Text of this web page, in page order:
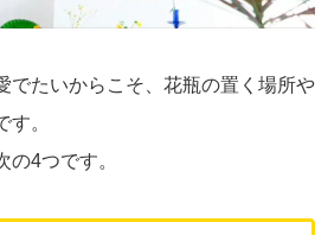
でたいからこそ、花瓶の置く場所や
。
の4つです。